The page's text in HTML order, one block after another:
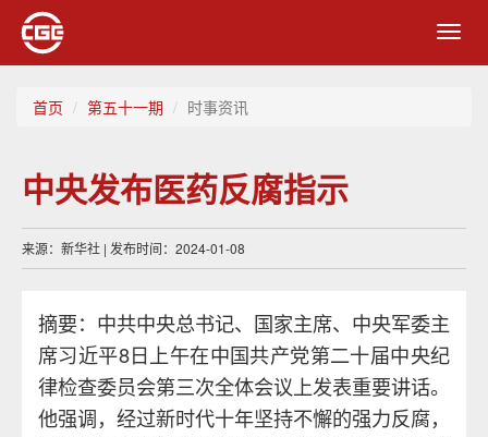
首页 第五十一期 时事资讯
中央发布医药反腐指示
来源：新华社 | 发布时间：2024-01-08
摘要：中共中央总书记、国家主席、中央军委主
席习近平8日上午在中国共产党第二十届中央纪
律检查委员会第三次全体会议上发表重要讲话。
他强调，经过新时代十年坚持不懈的强力反腐，